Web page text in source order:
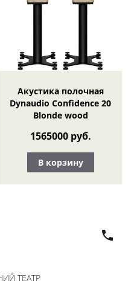
Акустика полочная
Dynaudio Confidence 20
Blonde wood
1565000 руб.
В корзину
ТЕАТР